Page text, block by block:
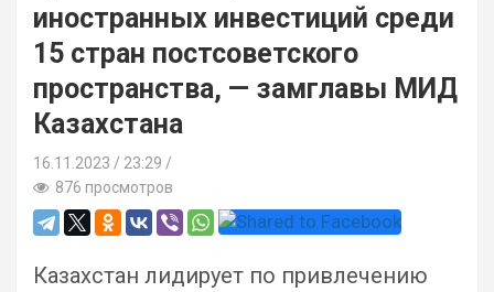
иностранных инвестиций среди
15 стран постсоветского
пространства, — замглавы МИД
Казахстана
16.11.2023
23:29 /
876 просмотров
Казахстан лидирует по привлечению